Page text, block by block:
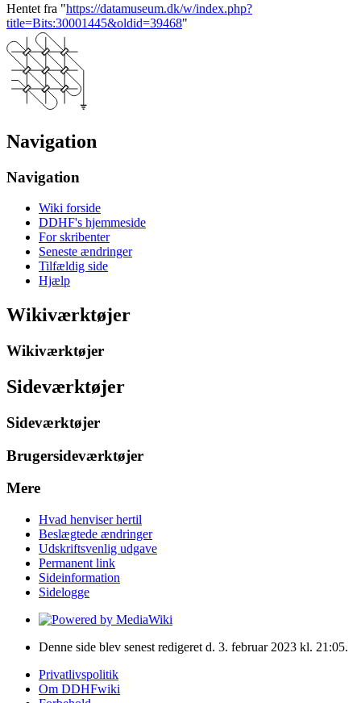
Hentet fra "https://datamuseum.dk/w/index.php?
title=Bits:30001445&oldid=39468"
Navigation
Navigation
Wiki forside
DDHF's hjemmeside
For skribenter
Seneste ændringer
Tilfældig side
Hjælp
Wikiværktøjer
Wikiværktøjer
Sideværktøjer
Sideværktøjer
Brugersideværktøjer
Mere
Hvad henviser hertil
Beslægtede ændringer
Udskriftsvenlig udgave
Permanent link
Sideinformation
Sidelogge
Denne side blev senest redigeret d. 3. februar 2023 kl. 21:05.
Privatlivspolitik
Om DDHFwiki